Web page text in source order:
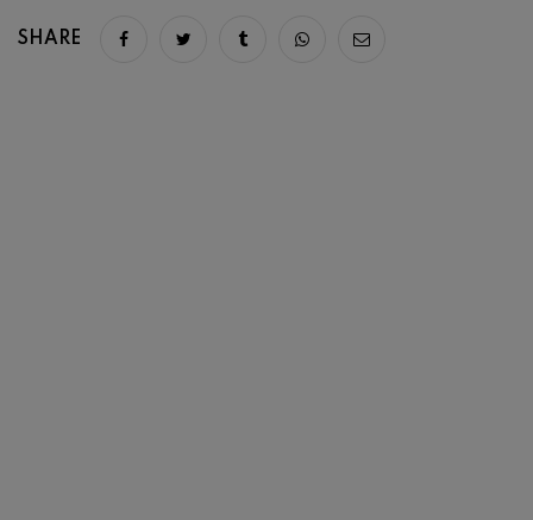
SHARE Share on facebook
Share on twitter
Share on tumblr
Share via whatsapp
Share via email